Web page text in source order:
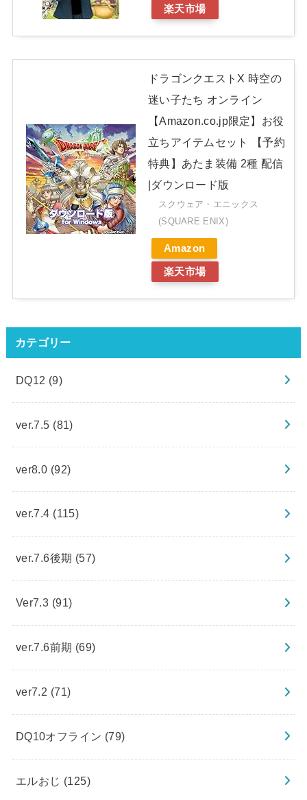
楽天市場
ドラゴンクエストX 時空の
迷い子たち オンライン
【Amazon.co.jp限定】お役
立ちアイテムセット 【予約
特典】あたま装備 2種 配信
|ダウンロード版
スクウェア・エニックス
(SQUARE ENIX)
Amazon
楽天市場
カテゴリー
DQ12 (9)
ver.7.5 (81)
ver8.0 (92)
ver.7.4 (115)
ver.7.6後期 (57)
Ver7.3 (91)
ver.7.6前期 (69)
ver7.2 (71)
DQ10オフライン (79)
エルおじ (125)